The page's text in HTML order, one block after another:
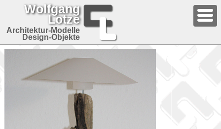
Wolfgang
Lotze
Architektur-Modelle
Design-Objekte